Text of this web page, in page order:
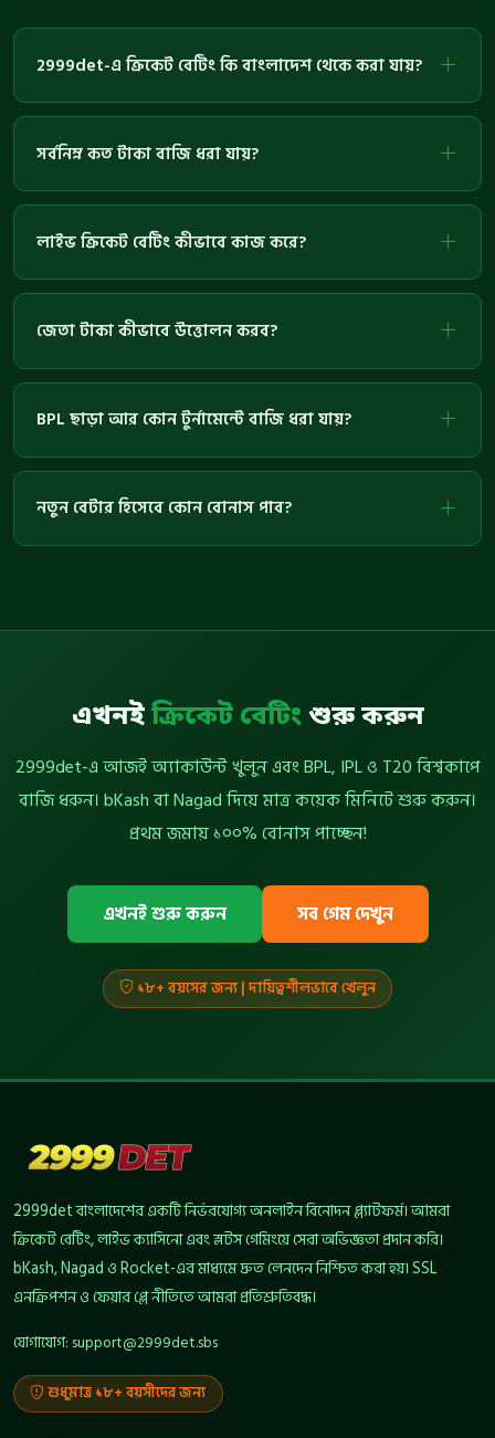
2999det-এ ক্রিকেট বেটিং কি বাংলাদেশ থেকে করা যায়?
সর্বনিম্ন কত টাকা বাজি ধরা যায়?
লাইভ ক্রিকেট বেটিং কীভাবে কাজ করে?
জেতা টাকা কীভাবে উত্তোলন করব?
BPL ছাড়া আর কোন টুর্নামেন্টে বাজি ধরা যায়?
নতুন বেটার হিসেবে কোন বোনাস পাব?
এখনইক্রিকেট বেটিংশুরু করুন
2999det-এ আজই অ্যাকাউন্ট খুলুন এবং BPL, IPL ও T20 বিশ্বকাপে
বাজি ধরুন। bKash বা Nagad দিয়ে মাত্র কয়েক মিনিটে শুরু করুন।
প্রথম জমায় ১০০% বোনাস পাচ্ছেন!
এখনই শুরু করুন সব গেম দেখুন
১৮+ বয়সের জন্য | দায়িত্বশীলভাবে খেলুন
2999det বাংলাদেশের একটি নির্ভরযোগ্য অনলাইন বিনোদন প্ল্যাটফর্ম। আমরা
ক্রিকেট বেটিং, লাইভ ক্যাসিনো এবং স্লটস গেমিংয়ে সেরা অভিজ্ঞতা প্রদান করি।
bKash, Nagad ও Rocket-এর মাধ্যমে দ্রুত লেনদেন নিশ্চিত করা হয়। SSL
এনক্রিপশন ও ফেয়ার প্লে নীতিতে আমরা প্রতিশ্রুতিবদ্ধ।
যোগাযোগ: support@2999det.sbs
শুধুমাত্র ১৮+ বয়সীদের জন্য